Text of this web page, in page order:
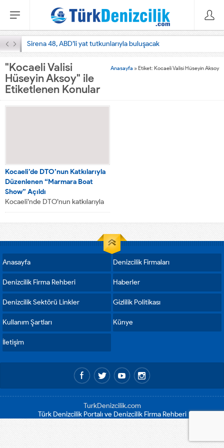
Sirena 48, ABD’li yat tutkunlarıyla buluşacak
Anasayfa »Etiket: Kocaeli Valisi Hüseyin Aksoy
"Kocaeli Valisi
Hüseyin Aksoy" ile
Etiketlenen Konular
Kocaeli’de DTO’nun Katkılarıyla
Düzenlenen “Marmara Boat
Show” Açıldı
Kocaeli’nde DTO’nun katkılarıyla
ilk kez düzenlenen, Marmara
Uluslararası Deniz Araçları,
“Marmara...
Anasayfa Denizcilik Firmaları
Denizcilik Firma Rehberi Haberler
Denizcilik Sektörü Linkler Gizlilik Politikası
Kullanım Şartları Künye
İletişim
TurkDenizcilik.com
Türk Denizcilik Portalı ve Denizcilik Firma Rehberi